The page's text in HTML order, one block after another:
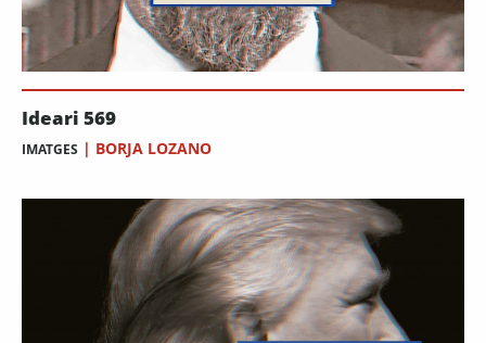
Ideari 569
IMATGES | BORJA LOZANO